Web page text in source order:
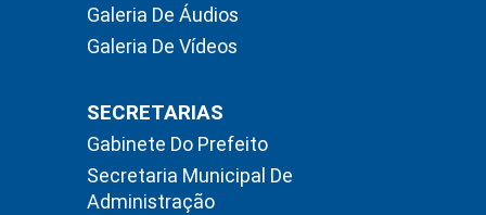
Galeria De Áudios
Galeria De Vídeos
SECRETARIAS
Gabinete Do Prefeito
Secretaria Municipal De
Administração